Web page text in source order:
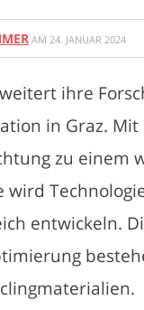
AM 24. JANUAR 2024
ihre
in Graz.
zu einem
wird
entwickeln.